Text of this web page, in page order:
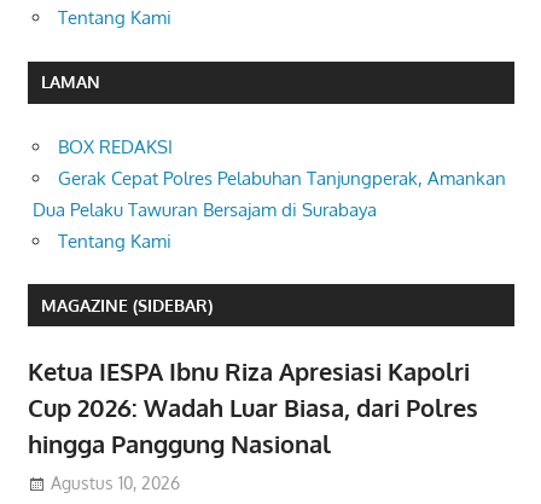
Tentang Kami
LAMAN
BOX REDAKSI
Gerak Cepat Polres Pelabuhan Tanjungperak, Amankan
Dua Pelaku Tawuran Bersajam di Surabaya
Tentang Kami
MAGAZINE (SIDEBAR)
Ketua IESPA Ibnu Riza Apresiasi Kapolri
Cup 2026: Wadah Luar Biasa, dari Polres
hingga Panggung Nasional
Agustus 10, 2026